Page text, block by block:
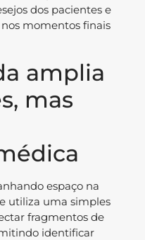
dos pacientes e
momentos finais
amplia
mas
espaço na
utiliza uma simples
fragmentos de
identificar